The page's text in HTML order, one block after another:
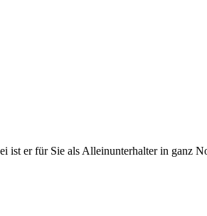
er für Sie als Alleinunterhalter in ganz